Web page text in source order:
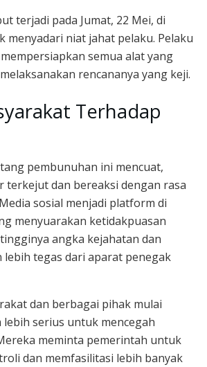
terjadi pada Jumat, 22 Mei, di
menyadari niat jahat pelaku. Pelaku
semua alat yang
rencananya yang keji.
Terhadap
pembunuhan ini mencuat,
terkejut dan bereaksi dengan rasa
sosial menjadi platform di
menyuarakan ketidakpuasan
angka kejahatan dan
lebih tegas dari aparat penegak
dan berbagai pihak mulai
serius untuk mencegah
meminta pemerintah untuk
dan memfasilitasi lebih banyak